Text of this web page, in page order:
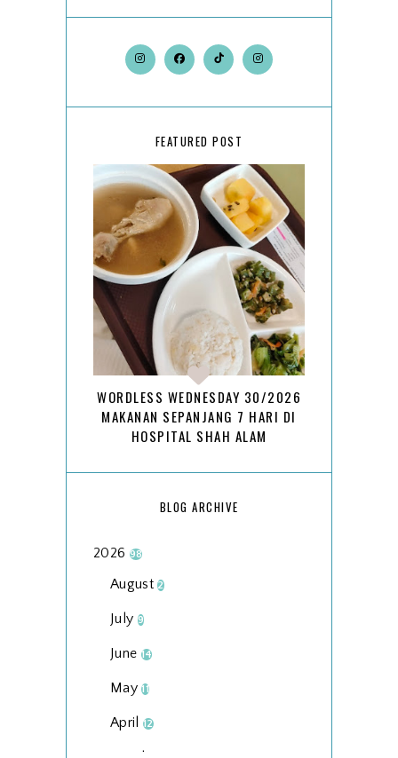
FEATURED POST
WORDLESS WEDNESDAY 30/2026
MAKANAN SEPANJANG 7 HARI DI
HOSPITAL SHAH ALAM
BLOG ARCHIVE
2026 98
August2
July 9
June 14
May11
April 12